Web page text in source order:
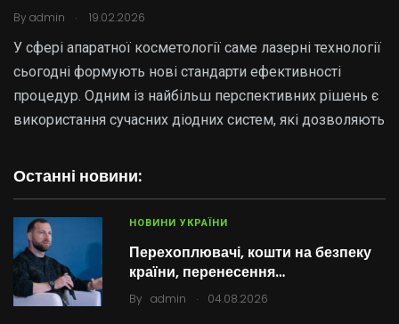
By admin . 19.02.2026
У сфері апаратної косметології саме лазерні технології
сьогодні формують нові стандарти ефективності
процедур. Одним із найбільш перспективних рішень є
використання сучасних діодних систем, які дозволяють
Останні новини:
НОВИНИ УКРАЇНИ
Перехоплювачі, кошти на безпеку
країни, перенесення…
By admin . 04.08.2026